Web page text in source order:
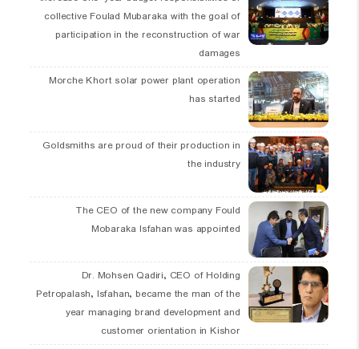
collective Foulad Mubaraka with the goal of
participation in the reconstruction of war
damages
Morche Khort solar power plant operation
has started
Goldsmiths are proud of their production in
the industry
The CEO of the new company Fould
Mobaraka Isfahan was appointed
Dr. Mohsen Qadiri, CEO of Holding
Petropalash, Isfahan, became the man of the
year managing brand development and
customer orientation in Kishor